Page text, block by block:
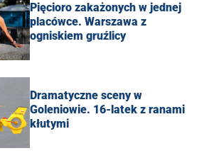
Pięcioro zakażonych w jednej
placówce. Warszawa z
ogniskiem gruźlicy
Dramatyczne sceny w
Goleniowie. 16-latek z ranami
kłutymi